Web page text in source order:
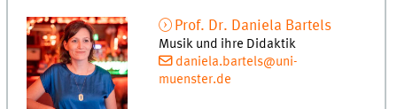
Prof. Dr. Daniela Bartels
Musik und ihre Didaktik
daniela.bartels@uni-
muenster.de